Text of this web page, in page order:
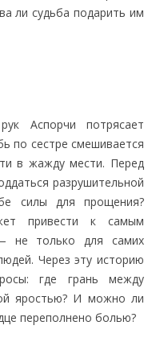
ли судьба подарить им
Аспорчи потрясает
по сестре смешивается
в жажду мести. Перед
разрушительной
силы для прощения?
привести к самым
не только для самих
Через эту историю
где грань между
яростью? И можно ли
переполнено болью?